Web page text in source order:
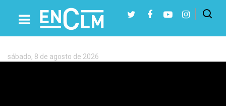
Etiqueta:
Fundación
Soliss
Presiona Intro para buscar o ESC para cerrar
sábado, 8 de agosto de 2026